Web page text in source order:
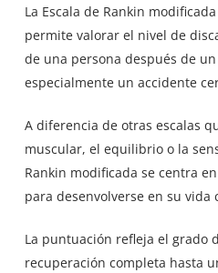
La Escala de Rankin
permite valorar el nivel de
de una persona después de
especialmente un accidente
A diferencia de otras escalas
muscular, el equilibrio o la
Rankin modificada se centra
para desenvolverse en su vida
La puntuación refleja el grado
recuperación completa hasta